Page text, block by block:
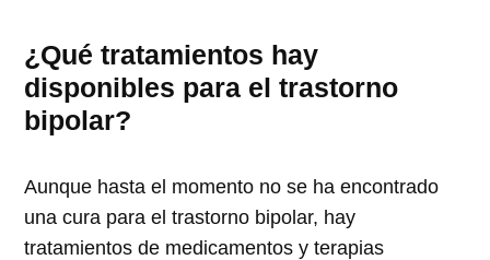
¿Qué tratamientos hay
disponibles para el trastorno
bipolar?
Aunque hasta el momento no se ha encontrado
una cura para el trastorno bipolar, hay
tratamientos de medicamentos y terapias